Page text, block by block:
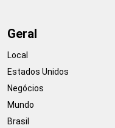
Geral
Local
Estados Unidos
Negócios
Mundo
Brasil